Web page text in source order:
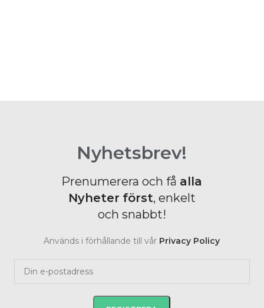
Nyhetsbrev!
Prenumerera och få alla
Nyheter först, enkelt
och snabbt!
Används i förhållande till vår Privacy Policy